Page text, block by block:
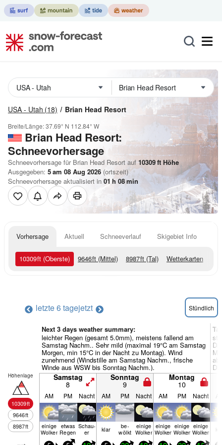
USA - Utah (18) Brian Head Resort
Breite/Länge:37.69° N 112.84° W
Brian Head Resort:
Schneevorhersage
Schneevorhersage für Brian Head Resort auf 10309ft Höhe
Ausgegeben: 5 am 08 Aug 2026 (ortszeit)
Schneevorhersage aktualisiert in 01 h 08min
Vorhersage Aktuell Schneeverlauf Skigebiet Info
10309ft (Oberste) 9646ft (Mittel) 8987ft (Tal) Wetterkarten
letzte 6 tagejetzt Stündlich
Next 3 days weather summary:
leichter Regen (gesamt 5.0mm), meistens fallend am
Samstag Nachm.. Sehr mild (maximal 19°C am Samstag
Morgen, min 15°C in der Nacht zu Montag). Wind
zunehmend (Windstille am Samstag Nachm., frische
Winde aus WSW bis Sonntag Nachm.).
Höhenlage
10309ft
9646ft
8987ft
Samstag
8
Sonntag
9
Montag
10
AM PM Nacht AM PM Nacht AM PM Nacht
einige
Wolken
etwas
Regen
Schau­
er klar be­
wölkt
einige
Wolken
einige
Wolken
einige
Wolken
einige
Wolken